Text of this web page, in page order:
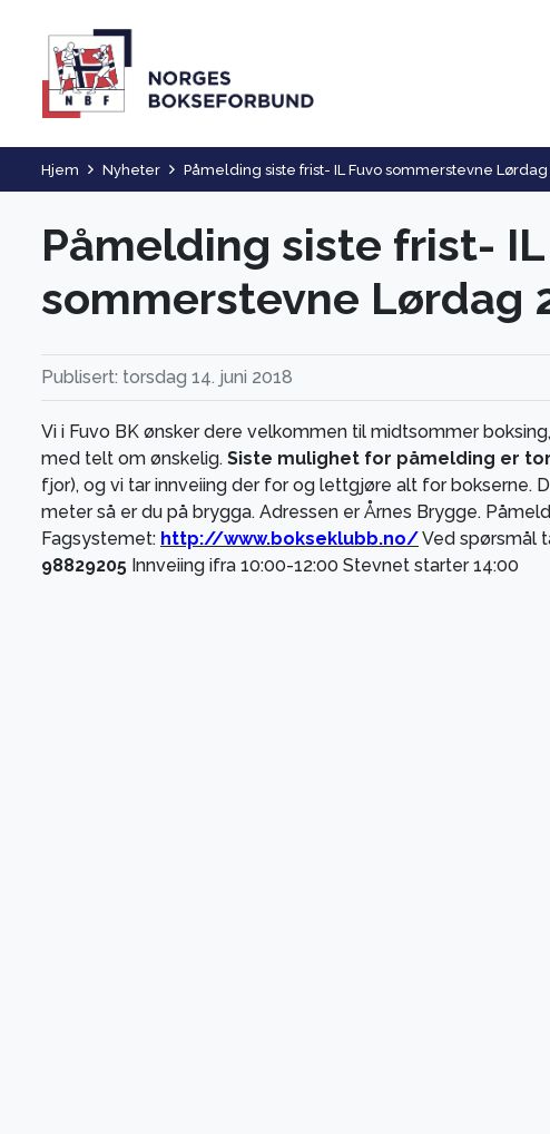
Hjem Nyheter Påmelding siste frist- IL Fuvo sommerstevne Lørdag
Påmelding siste frist-
sommerstevne Lørdag
Publisert: torsdag 14. juni 2018
Vi i Fuvo BK ønsker dere velkommen til midtsommer
med telt om ønskelig. Siste mulighet for påmelding er
fjor), og vi tar innveiing der for og lettgjøre alt for bokserne.
meter så er du på brygga. Adressen er Årnes Brygge.
Fagsystemet: http://www.bokseklubb.no/Ved spørsmål
98829205 Innveiing ifra 10:00-12:00 Stevnet starter 14:00